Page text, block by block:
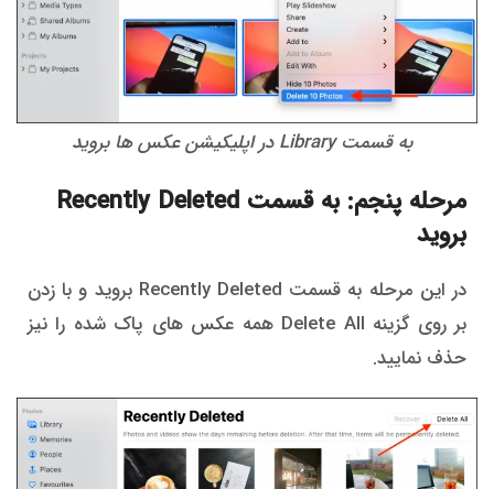
به قسمت Library در اپلیکیشن عکس ها بروید
مرحله پنجم: به قسمت Recently Deleted
بروید
در این مرحله به قسمت Recently Deleted بروید و با زدن
بر روی گزینه Delete All همه عکس های پاک شده را نیز
حذف نمایید.